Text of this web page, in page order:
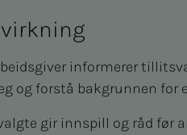
informerer
og forstå bakgrunnen for
gir innspill og råd før